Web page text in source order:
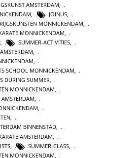
AMSTERDAM
JOINUS
MONNICKENDAM
MONNICKENDAM
SUMMER-ACTIVITIES
,
SCHOOL MONNICKENDAM,
DURING SUMMER,
MONNICKENDAM,
,
,
,
BINNENSTAD,
AMSTERDAM
SUMMER-CLASS
MONNICKENDAM